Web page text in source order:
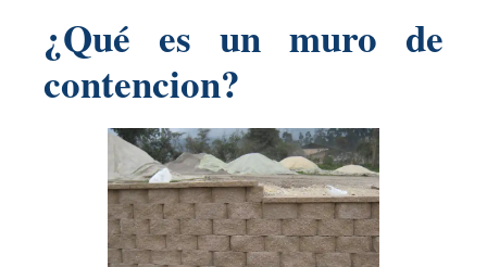
¿Qué es un muro de
contencion?